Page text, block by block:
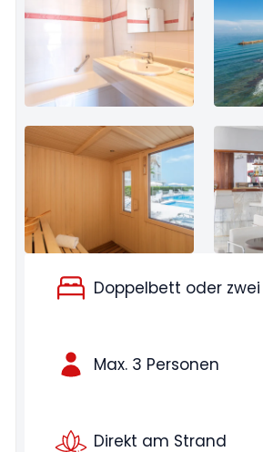
Bild anzeigen: JS MarimarBild
Doppelbett oder
Max. 3 Personen
Direkt am Strand